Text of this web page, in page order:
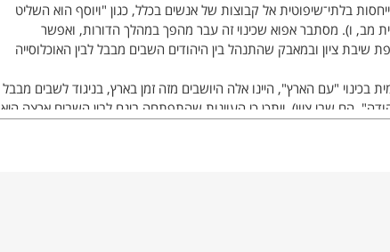
בלתי־שיפוטית אל קבוצות של אנשים בכלל, כגון "ויוסף הוא השליט
מב, ו). מסתבר אפוא שכינוי זה עבר מהפך במהלך הדורות, ואפשר
ציון ובמאבק שהתנהל בין היהודים השבים מבבל לבין האוכלוסייה
בכינוי "עם הארץ", היינו אלה היושבים מזה זמן בארץ, בניגוד לשבים מבבל
הם שבי ציון). ייתכן כי העוינות שהתפתחה בינם לבין השבים ארצה היא
ידע תורני של ממש ומי שאיננו מקפיד על קיום מצוות (כגון הפרשת